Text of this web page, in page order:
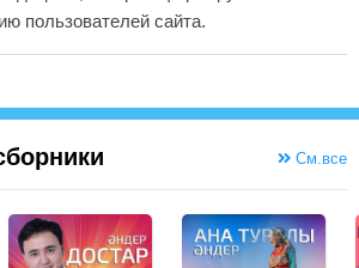
пользователей сайта.
См.все